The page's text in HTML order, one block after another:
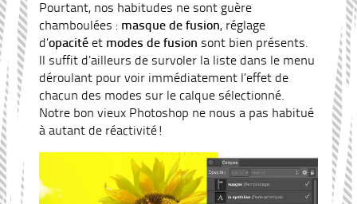
Pourtant, nos habitudes ne sont guère
chamboulées : masque de fusion, réglage
d’opacité et modes de fusion sont bien présents.
Il suffit d’ailleurs de survoler la liste dans le menu
déroulant pour voir immédiatement l’effet de
chacun des modes sur le calque sélectionné.
Notre bon vieux Photoshop ne nous a pas habitué
à autant de réactivité!